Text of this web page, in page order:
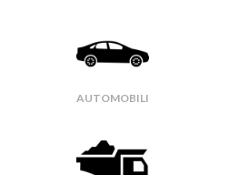
AUTOMOBILI